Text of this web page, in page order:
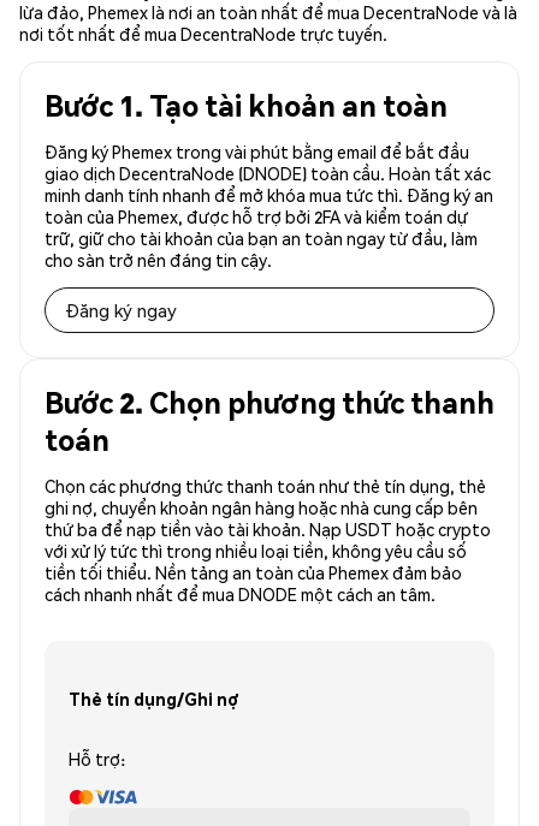
lừa đảo, Phemex là nơi an toàn nhất để mua DecentraNode và là
nơi tốt nhất để mua DecentraNode trực tuyến.
Bước 1. Tạo tài khoản an toàn
Đăng ký Phemex trong vài phút bằng email để bắt đầu
giao dịch DecentraNode (DNODE) toàn cầu. Hoàn tất xác
minh danh tính nhanh để mở khóa mua tức thì. Đăng ký an
toàn của Phemex, được hỗ trợ bởi 2FA và kiểm toán dự
trữ, giữ cho tài khoản của bạn an toàn ngay từ đầu, làm
cho sàn trở nên đáng tin cậy.
Đăng ký ngay
Bước 2. Chọn phương thức thanh
toán
Chọn các phương thức thanh toán như thẻ tín dụng, thẻ
ghi nợ, chuyển khoản ngân hàng hoặc nhà cung cấp bên
thứ ba để nạp tiền vào tài khoản. Nạp USDT hoặc crypto
với xử lý tức thì trong nhiều loại tiền, không yêu cầu số
tiền tối thiểu. Nền tảng an toàn của Phemex đảm bảo
cách nhanh nhất để mua DNODE một cách an tâm.
Thẻ tín dụng/Ghi nợ
Hỗ trợ: